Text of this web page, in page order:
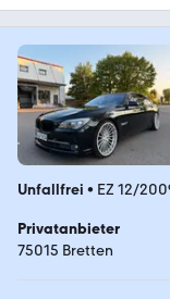
Unfallfrei • EZ 12/
Privatanbieter
75015 Bretten